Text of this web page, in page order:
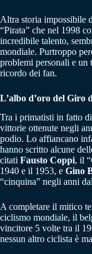
Altra storia impossibile
“Pirata” che nel 1998
incredibile talento,
mondiale. Purtroppo
problemi personali e un
ricordo dei fan.
L’albo d’oro del Giro
Tra i primatisti in fatto
vittorie ottenute negli
podio. Lo affiancano
hanno scritto alcune
citati Fausto Coppi, il
1940 e il 1953, e Gino
“cinquina” negli anni
A completare il mitico
ciclismo mondiale, il
vincitore 5 volte tra il
nessun altro ciclista è